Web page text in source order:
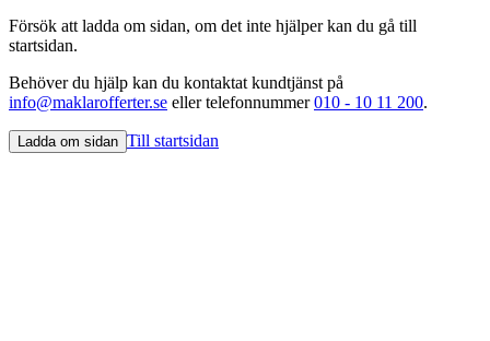
Försök att ladda om sidan, om det inte hjälper kan du gå till
startsidan.
Behöver du hjälp kan du kontaktat kundtjänst på
info@maklarofferter.se eller telefonnummer010 - 10 11 200.
Ladda om sidan Till startsidan